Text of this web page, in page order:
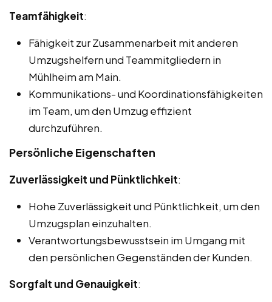
Teamfähigkeit:
Fähigkeit zur Zusammenarbeit mit anderen
Umzugshelfern und Teammitgliedern in
Mühlheim am Main.
Kommunikations- und Koordinationsfähigkeiten
im Team, um den Umzug effizient
durchzuführen.
Persönliche Eigenschaften
Zuverlässigkeit und Pünktlichkeit:
Hohe Zuverlässigkeit und Pünktlichkeit, um den
Umzugsplan einzuhalten.
Verantwortungsbewusstsein im Umgang mit
den persönlichen Gegenständen der Kunden.
Sorgfalt und Genauigkeit: